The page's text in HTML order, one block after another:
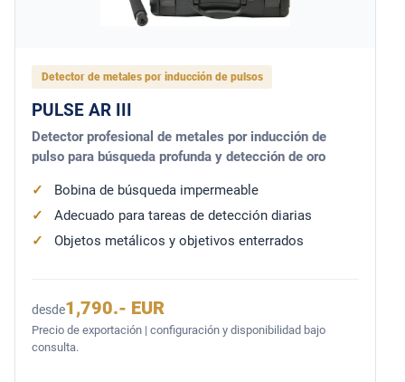
Detector de metales por inducción de pulsos
PULSE AR III
Detector profesional de metales por inducción de
pulso para búsqueda profunda y detección de oro
Bobina de búsqueda impermeable
Adecuado para tareas de detección diarias
Objetos metálicos y objetivos enterrados
desde1,790.- EUR
Precio de exportación | configuración y disponibilidad bajo
consulta.